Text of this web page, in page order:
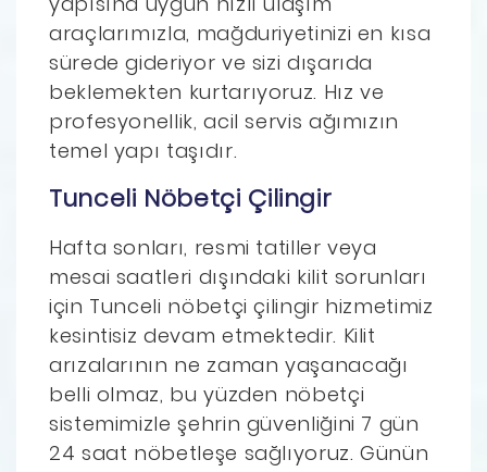
araçlarımızla, mağduriyetinizi en kısa
sürede gideriyor ve sizi dışarıda
beklemekten kurtarıyoruz. Hız ve
profesyonellik, acil servis ağımızın
temel yapı taşıdır.
Tunceli Nöbetçi Çilingir
Hafta sonları, resmi tatiller veya
mesai saatleri dışındaki kilit sorunları
için Tunceli nöbetçi çilingir hizmetimiz
kesintisiz devam etmektedir. Kilit
arızalarının ne zaman yaşanacağı
belli olmaz, bu yüzden nöbetçi
sistemimizle şehrin güvenliğini 7 gün
24 saat nöbetleşe sağlıyoruz. Günün